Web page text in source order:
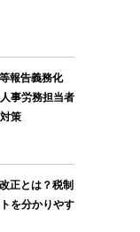
報告義務化
事労務担当者
策
正とは？税制
を分かりやす